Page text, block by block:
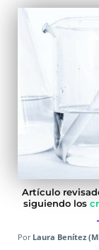
Artículo
siguiendo los
Por Laura Benítez